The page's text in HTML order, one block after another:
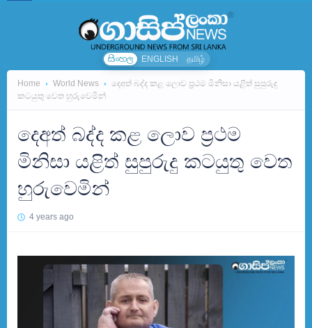
සිංහල ENGLISH தமிழ்
Home World News
දෙඅත් බද්ද කළ ලොව ප්‍රථම මිනිසා යළිත් සුපුරුදු
කටයුතු වෙත හුරුවෙමින්
දෙඅත් බද්ද කළ ලොව ප්‍රථම
මිනිසා යළිත් සුපුරුදු කටයුතු වෙත
හුරුවෙමින්
4 years ago